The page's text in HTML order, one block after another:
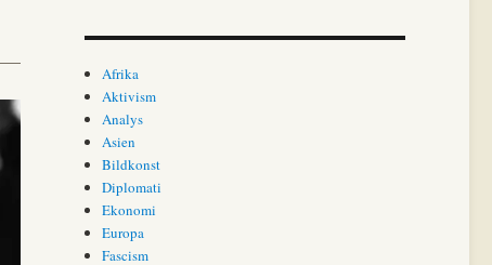
Afrika
Aktivism
Analys
Asien
Bildkonst
Diplomati
Ekonomi
Europa
Fascism